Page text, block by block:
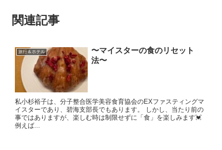
関連記事
旅行＆ホテル
〜マイスターの食のリセット
法〜
私小杉裕子は、分子整合医学美容食育協会のEXファスティングマ
イスターであり、碧海支部長でもあります。 しかし、当たり前の
事ではありますが、楽しむ時は制限せずに「食」を楽しみます💓
例えば...